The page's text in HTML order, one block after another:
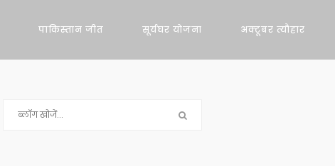
पाकिस्तान जीत सूर्यघर योजना अक्टूबर त्यौहार